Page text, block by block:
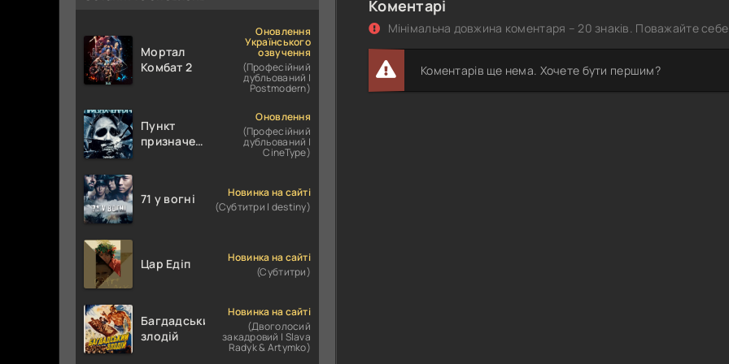
Коментарі
Мінімальна довжина коментаря – 20 знаків. Поважайте себе
Коментарів ще нема. Хочете бути першим?
Мортал
Комбат 2
Оновлення
Українського
озвучення
(Професійний
дубльований |
Postmodern)
Пункт
призначення
Оновлення
(Професійний
дубльований |
CineType)
71 у вогні
Новинка на сайті
(Субтитри | destiny)
Цар Едіп
Новинка на сайті
(Субтитри)
Багдадський
злодій
Новинка на сайті
(Двоголосий
закадровий | Slava
Radyk & Artymko)